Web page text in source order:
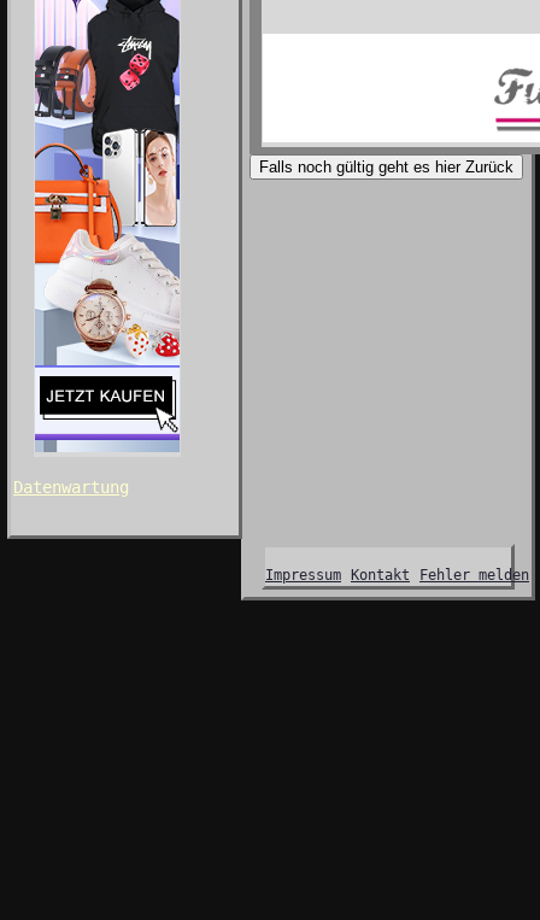
Datenwartung
Falls noch gültig geht es hier Zurück
Impressum Kontakt Fehler melden